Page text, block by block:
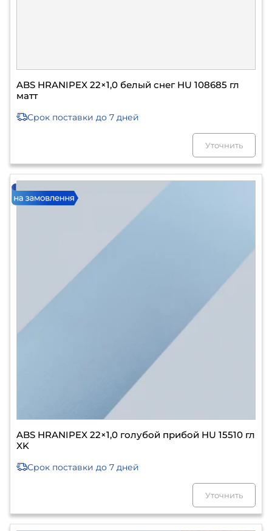
ABS HRANIPEX 22×1,0 белый снег HU 108685 гл
матт
Срок поставки до 7 дней
Уточнить
ABS HRANIPEX 22×1,0 голубой прибой HU 15510 гл
XK
Срок поставки до 7 дней
Уточнить